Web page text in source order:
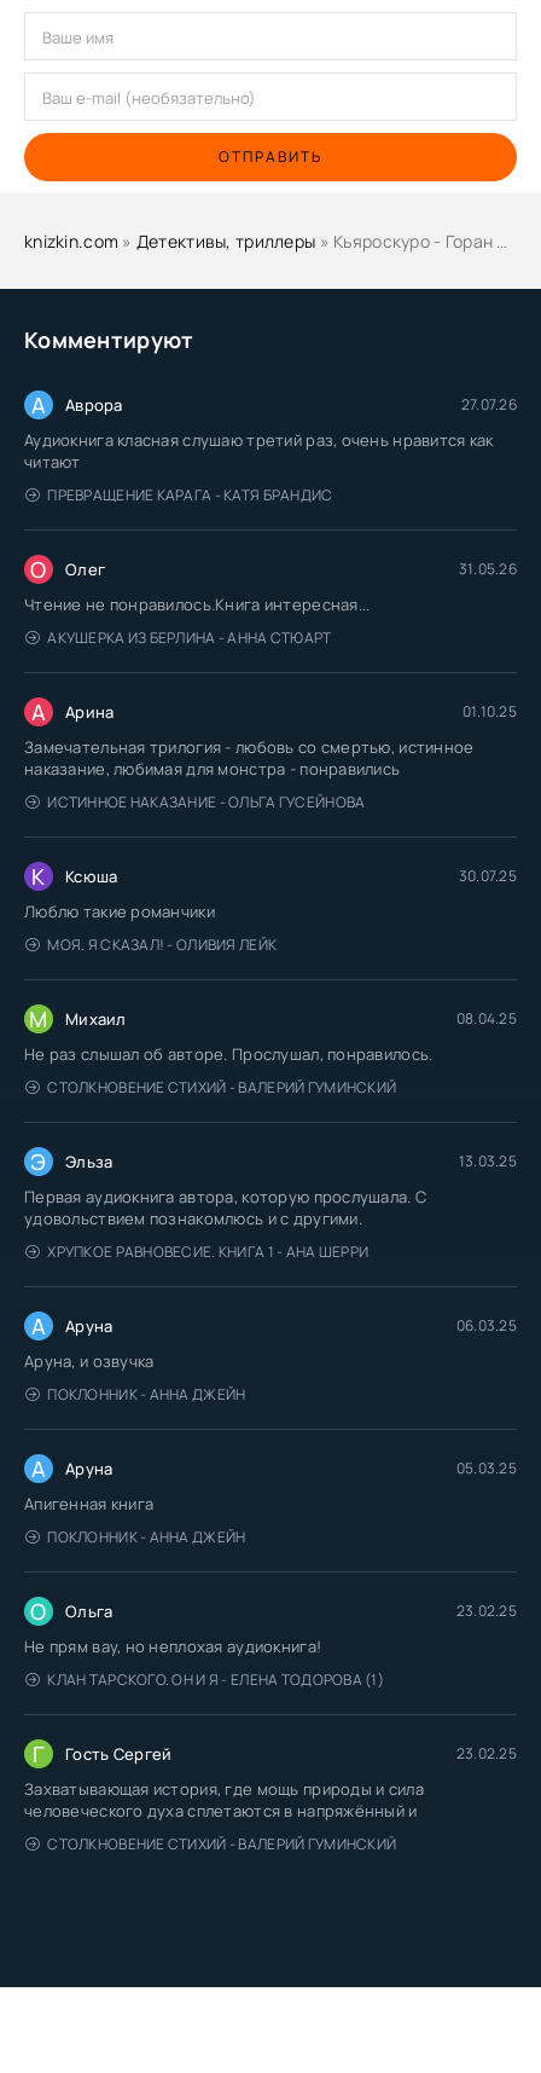
Комментируют
А Аврора 27.07.26
Аудиокнига класная слушаю третий раз, очень нравится как
читают
ПРЕВРАЩЕНИЕ КАРАГА - КАТЯ БРАНДИС
О Олег 31.05.26
Чтение не понравилось.Книга интересная...
АКУШЕРКА ИЗ БЕРЛИНА - АННА СТЮАРТ
А Арина 01.10.25
Замечательная трилогия - любовь со смертью, истинное
наказание, любимая для монстра - понравились
ИСТИННОЕ НАКАЗАНИЕ - ОЛЬГА ГУСЕЙНОВА
К Ксюша 30.07.25
Люблю такие романчики
МОЯ. Я СКАЗАЛ! - ОЛИВИЯ ЛЕЙК
М Михаил 08.04.25
Не раз слышал об авторе. Прослушал, понравилось.
СТОЛКНОВЕНИЕ СТИХИЙ - ВАЛЕРИЙ ГУМИНСКИЙ
Э Эльза 13.03.25
Первая аудиокнига автора, которую прослушала. С
удовольствием познакомлюсь и с другими.
ХРУПКОЕ РАВНОВЕСИЕ. КНИГА 1 - АНА ШЕРРИ
А Аруна 06.03.25
Аруна, и озвучка
ПОКЛОННИК - АННА ДЖЕЙН
А Аруна 05.03.25
Апигенная книга
ПОКЛОННИК - АННА ДЖЕЙН
О Ольга 23.02.25
Не прям вау, но неплохая аудиокнига!
КЛАН ТАРСКОГО. ОН И Я - ЕЛЕНА ТОДОРОВА (1)
Г Гость Сергей 23.02.25
Захватывающая история, где мощь природы и сила
человеческого духа сплетаются в напряжённый и
СТОЛКНОВЕНИЕ СТИХИЙ - ВАЛЕРИЙ ГУМИНСКИЙ
ОТПРАВИТЬ
knizkin.com » Детективы, триллеры » Кьяроскуро - Горан Скробонья, Иван Нешич